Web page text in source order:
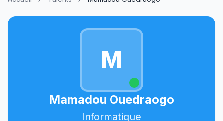
M
Mamadou Ouedraogo
Informatique